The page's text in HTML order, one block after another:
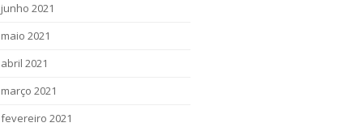
junho 2021
maio 2021
abril 2021
março 2021
fevereiro 2021